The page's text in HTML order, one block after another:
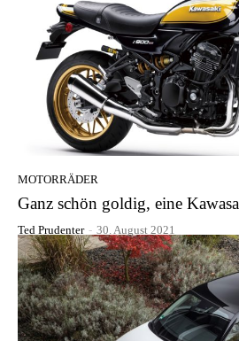
MOTORRÄDER
Ganz schön goldig, eine
Ted Prudenter - 30. August 2021